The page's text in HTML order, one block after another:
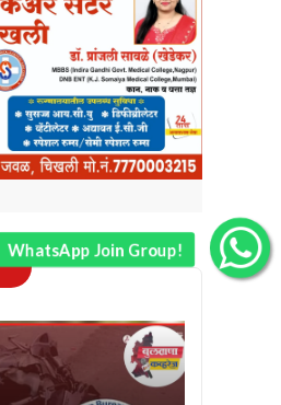
WhatsApp Join Group!